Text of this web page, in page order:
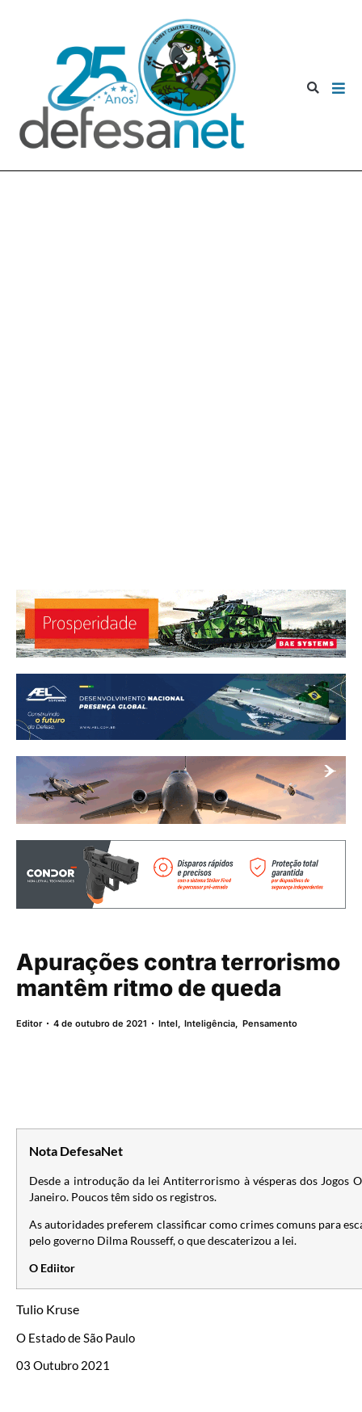
Apurações contra terrorismo
mantêm ritmo de queda
Editor 4 de outubro de 2021 Intel,Inteligência, Pensamento
Nota DefesaNet
Desde a introdução da lei Antiterrorismo à vésperas dos Jogos
Janeiro. Poucos têm sido os registros.
As autoridades preferem classificar como crimes comuns para
pelo governo Dilma Rousseff, o que descaterizou a lei.
O Ediitor
Tulio Kruse
O Estado de São Paulo
03 Outubro 2021